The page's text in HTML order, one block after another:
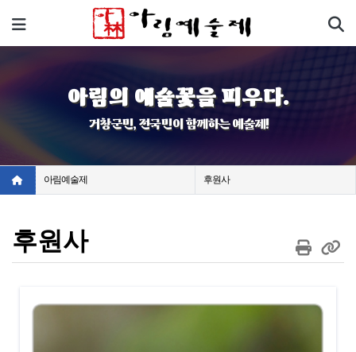
메뉴
아림의 예술꽃을 피우다.
거창군민, 전국민이 함께하는 예술제!
아림예술제 후원사
후원사